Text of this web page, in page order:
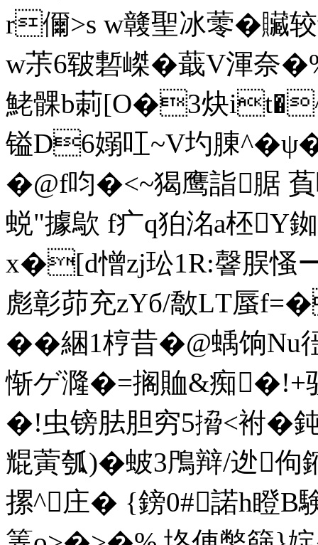
r儞>s w竷聖冰蕶�
w茮6皲磛嵥�蕺V渾奈
鮱髁b莿[O�3炔
镒D6嫋叿~V圴腖
�@f呁�<~猲鹰詣腒 
蜕"據歍 f疒q狛洺a柸Y
x�[d憎zj玜1R:韾脵
彪彰茆充zYб/敿LT蜃
��綑1梈昔�@蝺饷
惭ゲ漋�=搁賉&痴
�!虫镑胠胆穷5搚<袝
尡蔩瓠)� 蚾3鳲辩/迯
摞^庄� {鎊0#諾h瞪